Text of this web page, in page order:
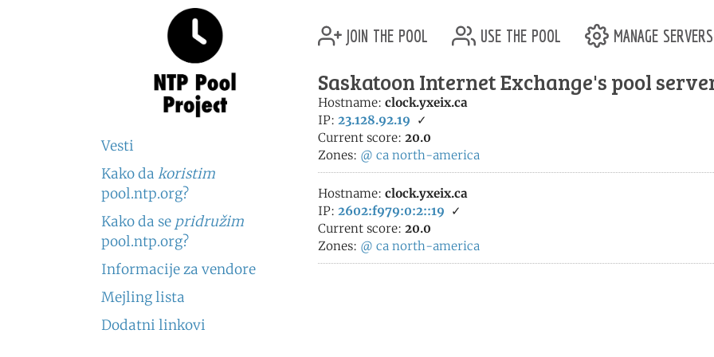
Vesti
Kako da koristim
pool.ntp.org?
Kako da se pridružim
pool.ntp.org?
Informacije za vendore
Mejling lista
Dodatni linkovi
join the pool use the pool manage servers
Saskatoon Internet Exchange's pool
Hostname: clock.yxeix.ca
IP: 23.128.92.19 ✓
Current score: 20.0
Zones: @ ca north-america
Hostname: clock.yxeix.ca
IP: 2602:f979:0:2::19 ✓
Current score: 20.0
Zones: @ ca north-america